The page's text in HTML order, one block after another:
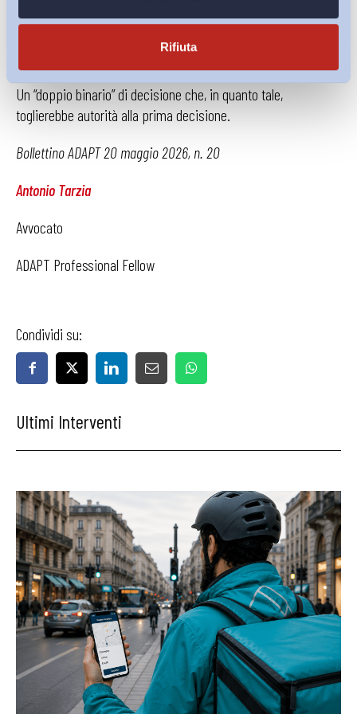
Rifiuta
Milano possa coordinarsi con la nuova procedura telematica
Un “doppio binario” di decisione che, in quanto tale,
toglierebbe autorità alla prima decisione.
Bollettino ADAPT 20 maggio 2026, n. 20
Antonio Tarzia
Avvocato
ADAPT Professional Fellow
Condividi su:
Ultimi Interventi